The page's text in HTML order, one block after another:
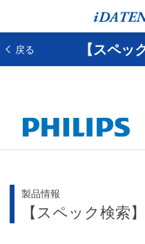
戻る 【スペッ
製品情報
【スペック検索